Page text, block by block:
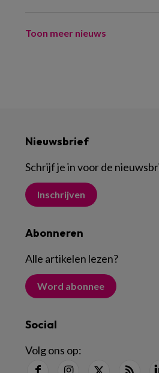
Toon meer nieuws
Nieuwsbrief
Schrijf je in voor de
Inschrijven
Abonneren
Alle artikelen lezen?
Word abonnee
Social
Volg ons op: